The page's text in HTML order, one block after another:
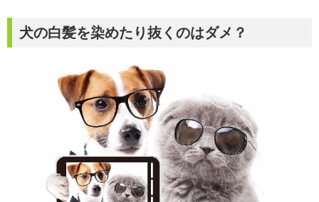
犬の白髪を染めたり抜くのはダメ？